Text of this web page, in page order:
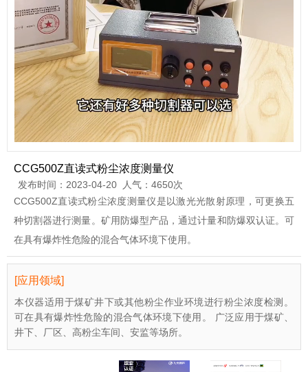
CCG500Z直读式粉尘浓度测量仪
发布时间：2023-04-20 人气：4650次
CCG500Z直读式粉尘浓度测量仪是以激光光散射原理，可更换五
种切割器进行测量。矿用防爆型产品，通过计量和防爆双认证。可
在具有爆炸性危险的混合气体环境下使用。
[应用领域]
本仪器适用于煤矿井下或其他粉尘作业环境进行粉尘浓度检测。
可在具有爆炸性危险的混合气体环境下使用。 广泛应用于煤矿、
井下、厂区、高粉尘车间、安监等场所。